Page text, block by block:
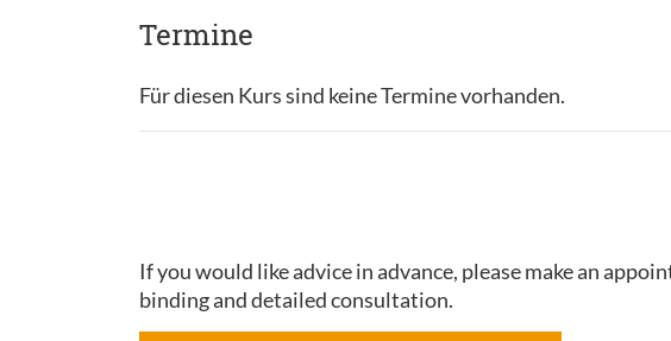
Termine
Für diesen Kurs sind keine Termine vorhanden.
If you would like advice in advance, please make an
binding and detailed consultation.